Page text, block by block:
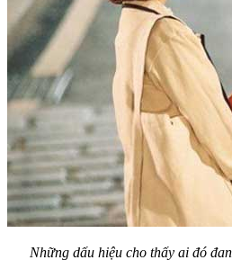
Những dấu hiệu cho thấy ai đó